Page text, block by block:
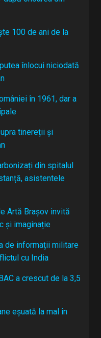
100 de ani de la
înlocui niciodată
în 1961, dar a
tinereții și
din spitalul
asistentele
Artă Brașov invită
și imaginație
de informații militare
cu India
a crescut de la 3,5
eșuată la mal în